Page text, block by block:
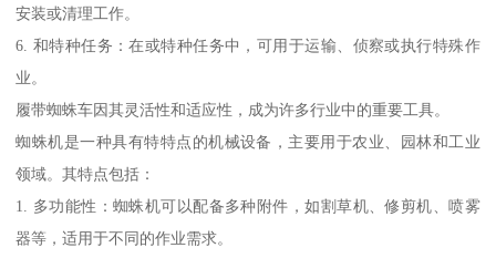
安装或清理工作。
6. 和特种任务：在或特种任务中，可用于运输、侦察或执行特殊作
业。
履带蜘蛛车因其灵活性和适应性，成为许多行业中的重要工具。
蜘蛛机是一种具有特特点的机械设备，主要用于农业、园林和工业
领域。其特点包括：
1. 多功能性：蜘蛛机可以配备多种附件，如割草机、修剪机、喷雾
器等，适用于不同的作业需求。